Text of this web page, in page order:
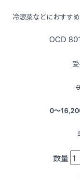
冷惣菜などにおすす
OCD
0〜
数量